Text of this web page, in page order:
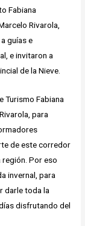
Fabiana
Rivarola,
guías e
e invitaron a
de la Nieve.
Turismo Fabiana
para
de este corredor
Por eso
invernal, para
darle toda la
disfrutando del